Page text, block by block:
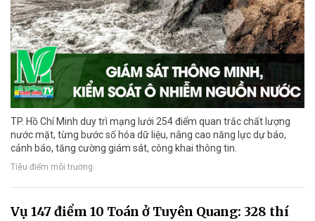
TP. Hồ Chí Minh duy trì mạng lưới 254 điểm quan trắc chất lượng
nước mặt, từng bước số hóa dữ liệu, nâng cao năng lực dự báo,
cảnh báo, tăng cường giám sát, công khai thông tin.
Tiêu điểm môi trường
Vụ 147 điểm 10 Toán ở Tuyên Quang: 328 thí